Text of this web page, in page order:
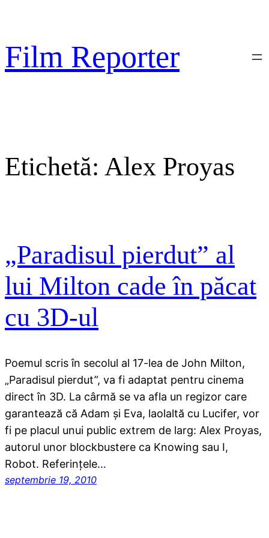
conținut
Film Reporter
Etichetă: Alex Proyas
„Paradisul pierdut” al
lui Milton cade în păcat
cu 3D-ul
Poemul scris în secolul al 17-lea de John Milton,
„Paradisul pierdut”, va fi adaptat pentru cinema
direct în 3D. La cârmă se va afla un regizor care
garantează că Adam şi Eva, laolaltă cu Lucifer, vor
fi pe placul unui public extrem de larg: Alex Proyas,
autorul unor blockbustere ca Knowing sau I,
Robot. Referinţele…
septembrie 19, 2010